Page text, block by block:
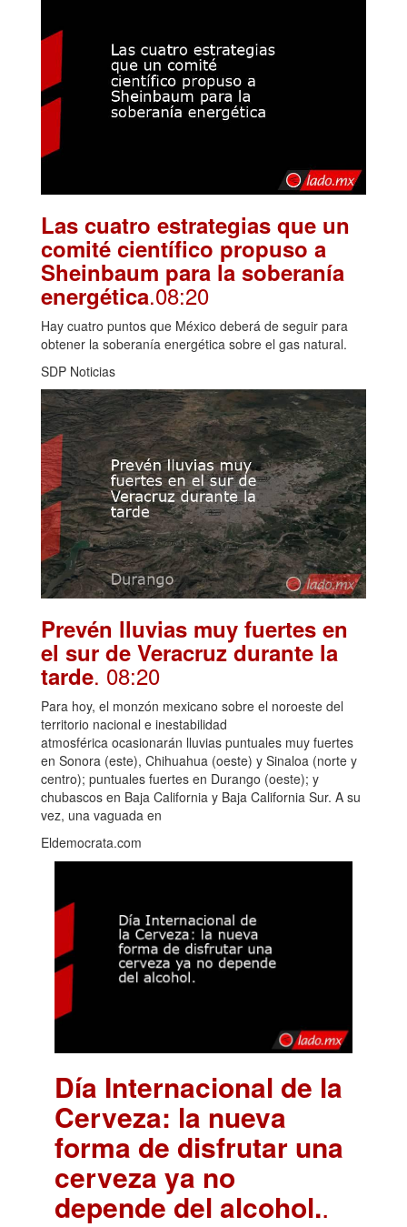
Las cuatro estrategias que un
comité científico propuso a
Sheinbaum para la soberanía
energética.08:20
Hay cuatro puntos que México deberá de seguir para
obtener la soberanía energética sobre el gas natural.
SDP Noticias
Prevén lluvias muy fuertes en
el sur de Veracruz durante la
tarde. 08:20
Para hoy, el monzón mexicano sobre el noroeste del
territorio nacional e inestabilidad
atmosférica ocasionarán lluvias puntuales muy fuertes
en Sonora (este), Chihuahua (oeste) y Sinaloa (norte y
centro); puntuales fuertes en Durango (oeste); y
chubascos en Baja California y Baja California Sur. A su
vez, una vaguada en
Eldemocrata.com
Día Internacional de la
Cerveza: la nueva
forma de disfrutar una
cerveza ya no
depende del alcohol..